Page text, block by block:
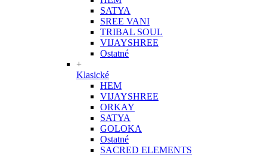
SATYA
SREE VANI
TRIBAL SOUL
VIJAYSHREE
Ostatné
+
Klasické
HEM
VIJAYSHREE
ORKAY
SATYA
GOLOKA
Ostatné
SACRED ELEMENTS